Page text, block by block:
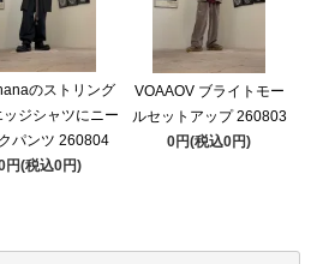
のストリング
ッジシャツにニー
パンツ 260804
円(税込0円)
VOAAOV ブライトモー
ルセットアップ 260803
0円(税込0円)